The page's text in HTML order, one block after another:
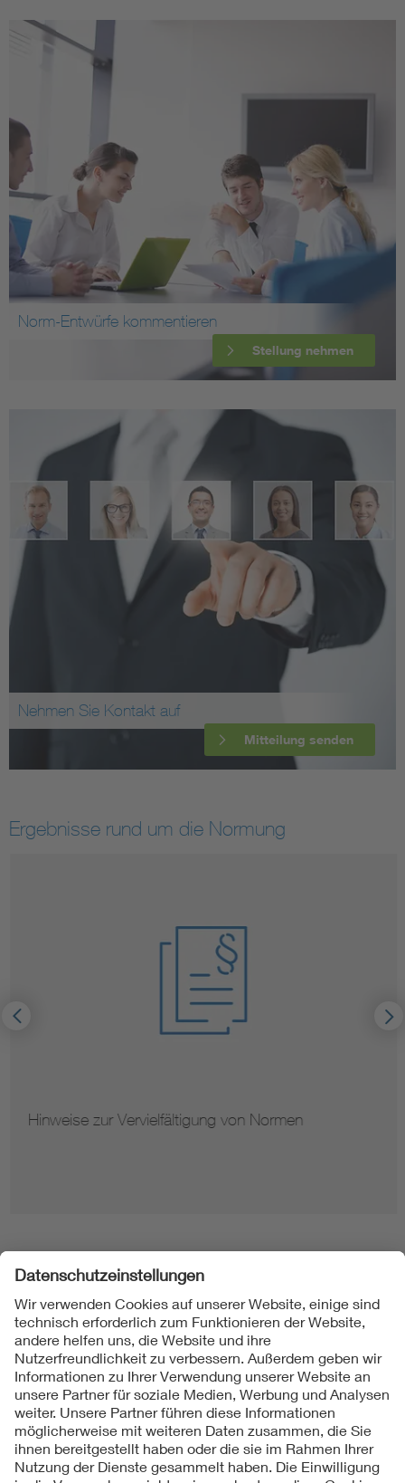
Norm-Entwürfe kommentieren
Stellung nehmen
Nehmen Sie Kontakt auf
Mitteilung senden
Ergebnisse rund um die Normung
Hinweise zur Vervielfältigung von Normen
Folgen Sie uns